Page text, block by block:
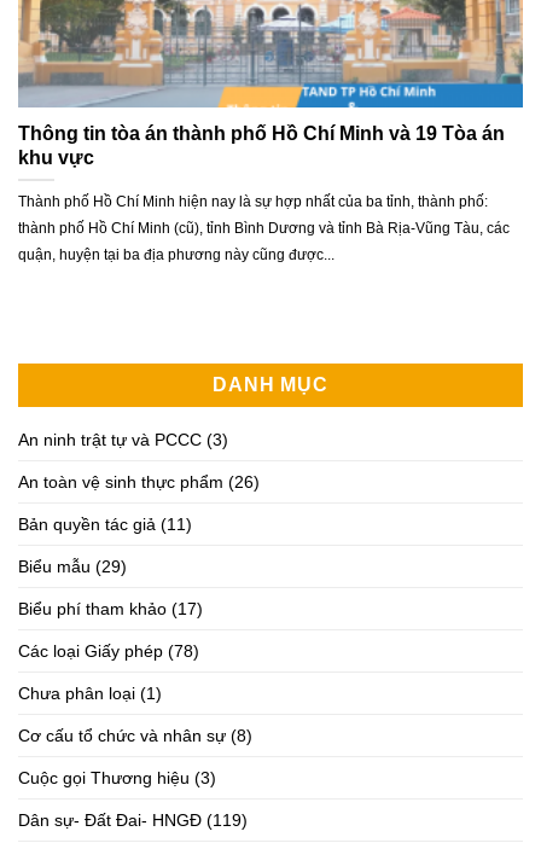
Thông tin tòa án thành phố Hồ Chí Minh và 19 Tòa án
khu vực
Thành phố Hồ Chí Minh hiện nay là sự hợp nhất của ba tỉnh, thành phố:
thành phố Hồ Chí Minh (cũ), tỉnh Bình Dương và tỉnh Bà Rịa-Vũng Tàu, các
quận, huyện tại ba địa phương này cũng được...
DANH MỤC
An ninh trật tự và PCCC (3)
An toàn vệ sinh thực phẩm (26)
Bản quyền tác giả (11)
Biểu mẫu (29)
Biểu phí tham khảo (17)
Các loại Giấy phép (78)
Chưa phân loại (1)
Cơ cấu tổ chức và nhân sự (8)
Cuộc gọi Thương hiệu (3)
Dân sự- Đất Đai- HNGĐ (119)